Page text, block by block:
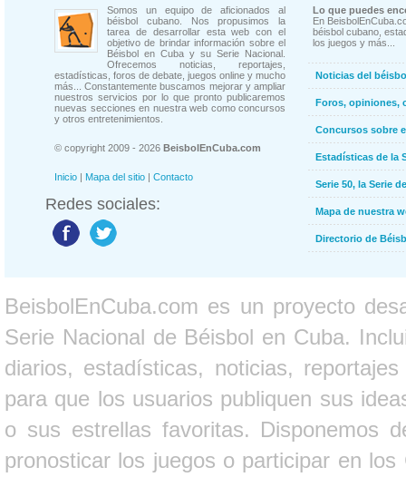
Somos un equipo de aficionados al
béisbol cubano. Nos propusimos la
tarea de desarrollar esta web con el
objetivo de brindar información sobre el
Béisbol en Cuba y su Serie Nacional.
Ofrecemos noticias, reportajes,
estadísticas, foros de debate, juegos online y mucho
más... Constantemente buscamos mejorar y ampliar
nuestros servicios por lo que pronto publicaremos
nuevas secciones en nuestra web como concursos
y otros entretenimientos.
© copyright 2009 - 2026 BeisbolEnCuba.com
Inicio | Mapa del sitio | Contacto
Redes sociales:
Lo que puedes
En
béisbol cubano,
los juegos y más...
Noticias del
Foros, opiniones,
Concursos sobre
Estadísticas de la
Serie 50, la Serie
Mapa de nuestra
Directorio de
BeisbolEnCuba.com es un proyecto
Serie Nacional de Béisbol en Cuba.
diarios, estadísticas, noticias,
para que los usuarios publiquen sus
o sus estrellas favoritas. Disponemos
pronosticar los juegos o participar en